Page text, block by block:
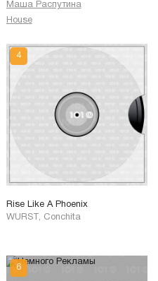
Маша Распутина
House
Rise Like A Phoenix
WURST, Conchita